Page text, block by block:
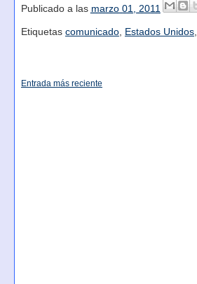
Publicado a las marzo 01, 2011
Etiquetas comunicado, Estados Unidos,
Entrada más reciente